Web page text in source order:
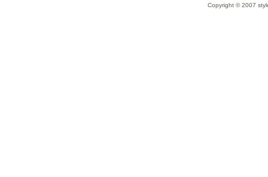
Copyright © 2007